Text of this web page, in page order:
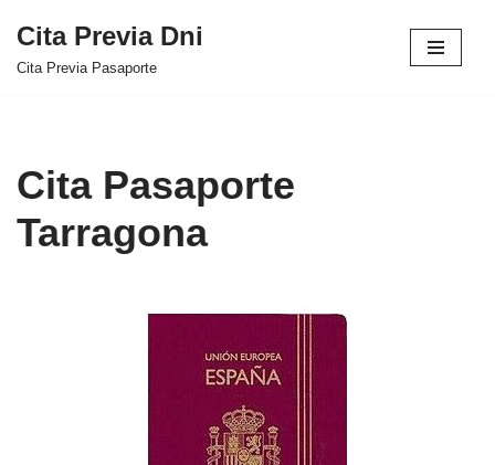
Saltar
Cita Previa Dni
Cita Previa Pasaporte
Cita Pasaporte
Tarragona